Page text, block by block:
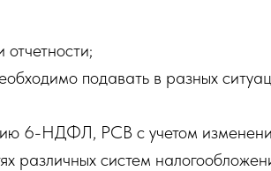
подавать в разных
6-НДФЛ, РСВ с учетом
различных систем